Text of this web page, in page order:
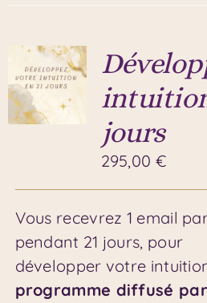
jours
295,00 €
Vous recevrez 1 email
pendant 21 jours, pour
développer votre
programme diffusé